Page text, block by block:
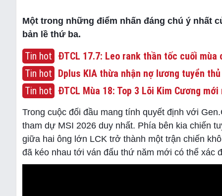
Một trong những điểm nhấn đáng chú ý nhất
bản lề thứ ba.
Tin hot ĐTCL 17.7: Leo rank thần tốc cuối
Tin hot Dplus KIA thừa nhận nợ lương tuyển thủ
Tin hot ĐTCL Mùa 18: Top 3 Lõi Kim Cương
Trong cuộc đối đầu mang tính quyết định với
tham dự MSI 2026 duy nhất. Phía bên kia chiến
giữa hai ông lớn LCK trở thành một trận chiến
đã kéo nhau tới ván đấu thứ năm mới có thể xác